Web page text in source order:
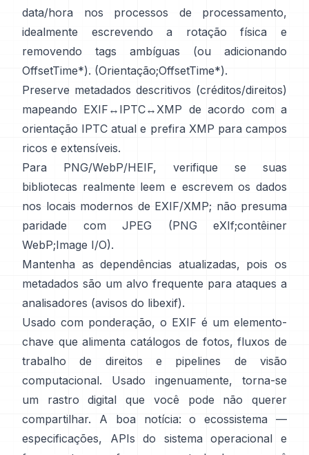
data/hora nos processos de processamento,
idealmente escrevendo a rotação física e
removendo tags ambíguas (ou adicionando
OffsetTime*). (Orientação;OffsetTime*).
Preserve metadados descritivos (créditos/direitos)
mapeando EXIF↔IPTC↔XMP de acordo com a
orientação IPTC atual e prefira XMP para campos
ricos e extensíveis.
Para PNG/WebP/HEIF, verifique se suas
bibliotecas realmente leem e escrevem os dados
nos locais modernos de EXIF/XMP; não presuma
paridade com JPEG (PNG eXIf;contêiner
WebP;Image I/O).
Mantenha as dependências atualizadas, pois os
metadados são um alvo frequente para ataques a
analisadores (avisos do libexif).
Usado com ponderação, o EXIF é um elemento-
chave que alimenta catálogos de fotos, fluxos de
trabalho de direitos e pipelines de visão
computacional. Usado ingenuamente, torna-se
um rastro digital que você pode não querer
compartilhar. A boa notícia: o ecossistema —
especificações, APIs do sistema operacional e